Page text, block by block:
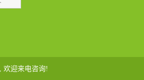
, 欢迎来电咨询!